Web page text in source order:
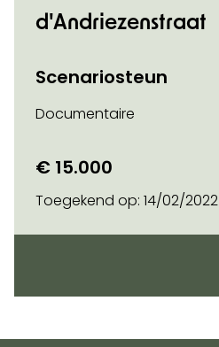
d'Andriezenstraat
Scenariosteun
Documentaire
€ 15.000
Toegekend op: 14/02/2022